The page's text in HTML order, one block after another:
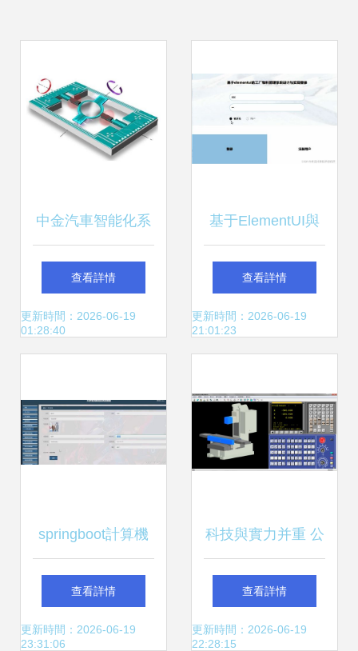
中金汽車智能化系
列 激光雷達五問五
答，前瞻軟硬件開
查看詳情
更新時間：2026-06-19
01:28:40
基于ElementUI與
SSM框架的工廠物
料管理系統設計與
查看詳情
更新時間：2026-06-19
21:01:23
springboot計算機
畢業設計大學生創
新創業項目管理 數
查看詳情
更新時間：2026-06-19
23:31:06
科技與實力并重 公
司榮獲24項行業大
獎，鋼結構榮譽榜
查看詳情
更新時間：2026-06-19
22:28:15